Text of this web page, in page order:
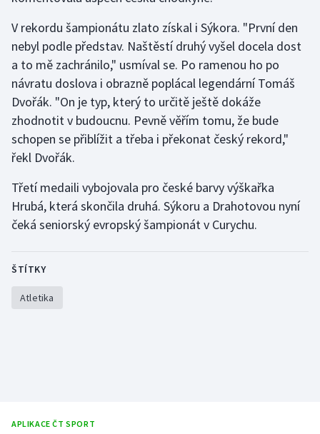
Motorsport
Olympijské hry
Parasport
Plavání
Plážový volejbal
Ragby
Triatlon
V rekordu šampionátu zlato získal i Sýkora. "První den
nebyl podle představ. Naštěstí druhý vyšel docela dost
a to mě zachránilo," usmíval se. Po ramenou ho po
návratu doslova i obrazně poplácal legendární Tomáš
Dvořák. "On je typ, který to určitě ještě dokáže
zhodnotit v budoucnu. Pevně věřím tomu, že bude
schopen se přiblížit a třeba i překonat český rekord,"
řekl Dvořák.
Třetí medaili vybojovala pro české barvy výškařka
Hrubá, která skončila druhá. Sýkoru a Drahotovou nyní
čeká seniorský evropský šampionát v Curychu.
ŠTÍTKY
Atletika
APLIKACE ČT SPORT